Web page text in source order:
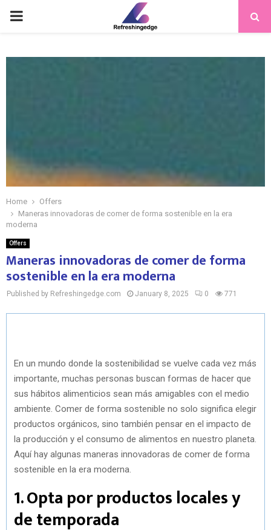
PRIMARY
Home
Offers
Maneras innovadoras de comer de forma sostenible en la era
moderna
Offers
Maneras innovadoras de comer de forma
sostenible en la era moderna
Published by Refreshingedge.com January 8, 2025 0 771
En un mundo donde la sostenibilidad se vuelve cada vez más
importante, muchas personas buscan formas de hacer que
sus hábitos alimenticios sean más amigables con el medio
ambiente. Comer de forma sostenible no solo significa elegir
productos orgánicos, sino también pensar en el impacto de
la producción y el consumo de alimentos en nuestro planeta.
Aquí hay algunas maneras innovadoras de comer de forma
sostenible en la era moderna.
1. Opta por productos locales y
de temporada